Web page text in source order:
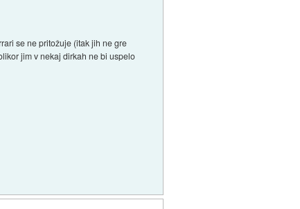
se ne pritožuje (itak jih ne gre
jim v nekaj dirkah ne bi uspelo